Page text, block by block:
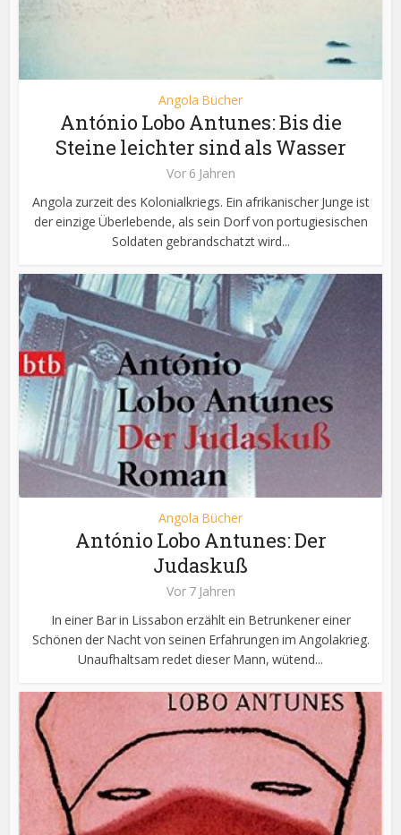
Angola Bücher
António Lobo Antunes: Bis die
Steine leichter sind als Wasser
Vor 6 Jahren
Angola zurzeit des Kolonialkriegs. Ein afrikanischer Junge ist
der einzige Überlebende, als sein Dorf von portugiesischen
Soldaten gebrandschatzt wird...
Angola Bücher
António Lobo Antunes: Der
Judaskuß
Vor 7 Jahren
In einer Bar in Lissabon erzählt ein Betrunkener einer
Schönen der Nacht von seinen Erfahrungen im Angolakrieg.
Unaufhaltsam redet dieser Mann, wütend...